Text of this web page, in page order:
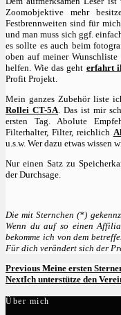
Zoomobjektive mehr
Festbrennweiten sind für
und man muss sich ggf.
es sollte es auch beim
oben auf meiner
helfen. Wie das geht erfahrt
Profit Projekt.
Mein ganzes Zubehör liste
Rollei CT-5A. Das ist mir
ersten Tag. Abolute
Filterhalter, Filter, reichlich
u.s.w. Wer dazu etwas wissen
Nur einen Satz zu
der Durchsage.
Die mit Sternchen (*)
Wenn du auf so einen
bekomme ich von dem
Für dich verändert sich der
Beitragsnavigation
Previous
Post
Previous Meine ersten
Next
NextIch unterstütze den
Über mich